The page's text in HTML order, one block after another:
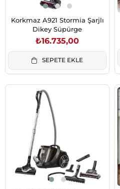
Korkmaz A921 Stormia Şarjlı
Dikey Süpürge
₺16.735,00
SEPETE EKLE